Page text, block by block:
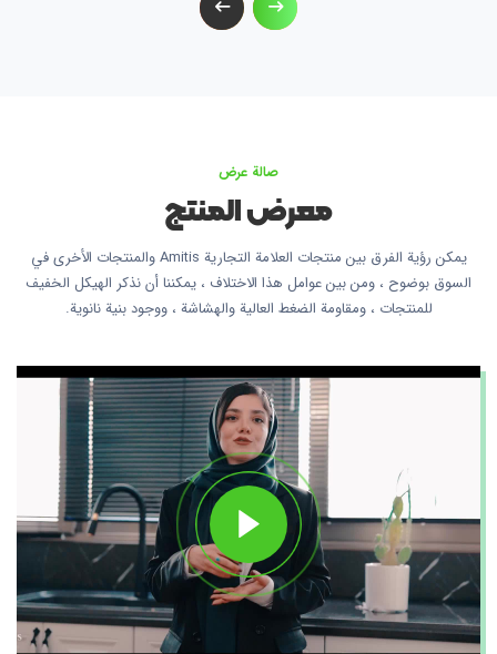
صالة عرض
معرض المنتج
يمكن رؤية الفرق بين منتجات العلامة التجارية Amitis والمنتجات الأخرى في
السوق بوضوح ، ومن بين عوامل هذا الاختلاف ، يمكننا أن نذكر الهيكل الخفيف
للمنتجات ، ومقاومة الضغط العالية والهشاشة ، ووجود بنية نانوية.